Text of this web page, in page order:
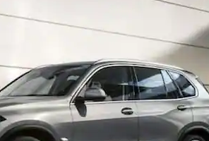
2025 X5
புதிய அம்சங்கள்,
உள்ளூரில்